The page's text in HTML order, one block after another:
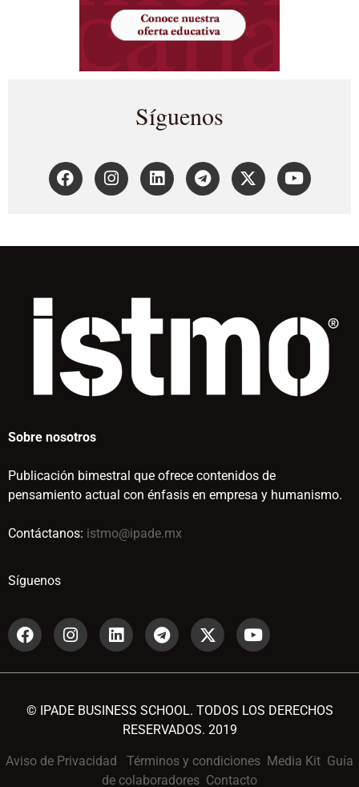
Síguenos
Sobre nosotros
Publicación bimestral que ofrece contenidos de
pensamiento actual con énfasis en empresa y humanismo.
Contáctanos: istmo@ipade.mx
Síguenos
© IPADE BUSINESS SCHOOL. TODOS LOS DERECHOS
RESERVADOS. 2019
Aviso de Privacidad Términos y condiciones Media Kit Guía
de colaboradores Contacto